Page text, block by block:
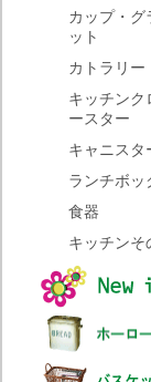
カップ・グ
ット
カトラリー
キッチンク
ースター
キャニスタ
ランチボッ
食器
キッチンそ